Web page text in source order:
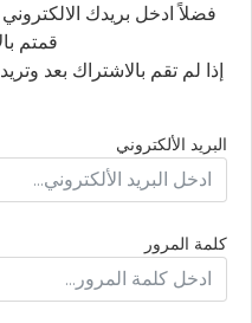
فضلاً ادخل بريدك
قمتم
إذا لم تقم بالاشتراك بعد
البريد الألكتروني
كلمة المرور